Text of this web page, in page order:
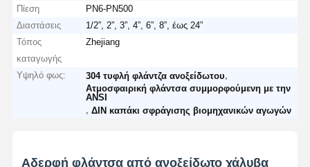
Πίεση
PN6-PN500
Διαστάσεις
1/2”, 2”, 3”, 4”, 6”, 8”, έως 24”
Τόπος
καταγωγής
Zhejiang
Υψηλό φως: 304 τυφλή φλάντζα ανοξείδωτου
Ατμοσφαιρική φλάντσα συμμορφούμενη με την
ANSI
,ΔΙΝ καπάκι σφράγισης βιομηχανικών αγωγών
Αδερφή φλάντσα από ανοξείδωτο χάλυβα